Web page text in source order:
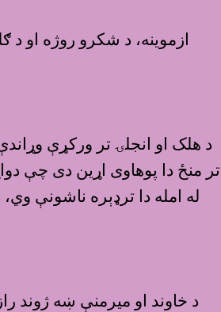
د هلک او انجلۍ تر ورکړې
تر منځ دا پوهاوى اړين دى چې
له امله دا ترډېره ناشونې
د خاوند او ميرمنې ښه ژوند